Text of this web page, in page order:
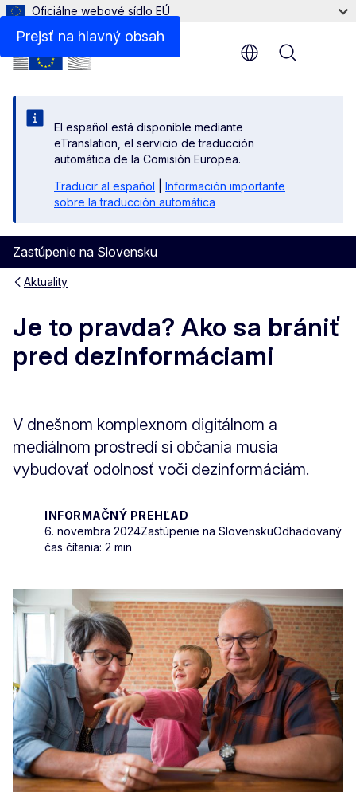
Prejsť na hlavný obsah
Oficiálne webové sídlo EÚ
El español está disponible mediante
eTranslation, el servicio de traducción
automática de la Comisión Europea.
Traducir al español
Información importante
sobre la traducción automática
Zastúpenie na Slovensku
Menu
Aktuality
Je to pravda? Ako sa brániť
pred dezinformáciami
V dnešnom komplexnom digitálnom a
mediálnom prostredí si občania musia
vybudovať odolnosť voči dezinformáciám.
INFORMAČNÝ PREHĽAD
6. novembra 2024Zastúpenie na SlovenskuOdhadovaný
čas čítania: 2 min